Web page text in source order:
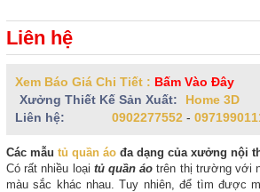
Liên hệ
Xem Báo Giá Chi Tiết : Bấm Vào Đây
Xưởng Thiết Kế Sản Xuất:
Home 3D
Liên hệ:
0902277552 -
Các mẫu tủ quần áo đa dạng của xưởng nội
Có rất nhiều loại tủ quần áo trên thị trường với
màu sắc khác nhau. Tuy nhiên, để tìm được